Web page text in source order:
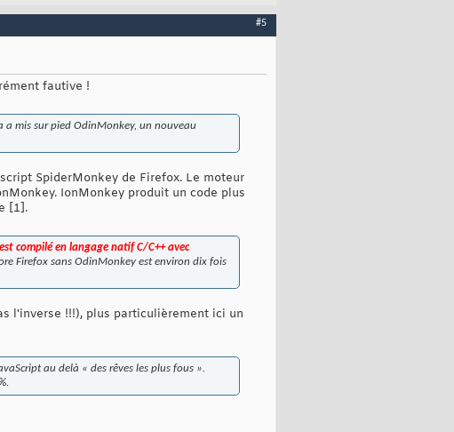
#5
fautive !
a mis sur pied OdinMonkey, un nouveau
SpiderMonkey de Firefox. Le moteur
IonMonkey produit un code plus
[1].
compilé en langage natif C/C++ avec
Firefox sans OdinMonkey est environ dix fois
l'inverse !!!), plus particulièrement ici un
au delà « des rêves les plus fous ».